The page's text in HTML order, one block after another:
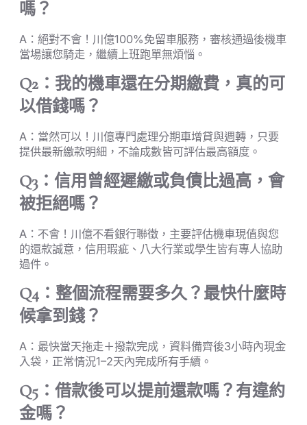
嗎？
A：絕對不會！川億100%免留車服務，審核通過後機車
當場讓您騎走，繼續上班跑單無煩惱。
Q2：我的機車還在分期繳費，真的可
以借錢嗎？
A：當然可以！川億專門處理分期車增貸與週轉，只要
提供最新繳款明細，不論成數皆可評估最高額度。
Q3：信用曾經遲繳或負債比過高，會
被拒絕嗎？
A：不會！川億不看銀行聯徵，主要評估機車現值與您
的還款誠意，信用瑕疵、八大行業或學生皆有專人協助
過件。
Q4：整個流程需要多久？最快什麼時
候拿到錢？
A：最快當天拖走＋撥款完成，資料備齊後3小時內現金
入袋，正常情況1–2天內完成所有手續。
Q5：借款後可以提前還款嗎？有違約
金嗎？